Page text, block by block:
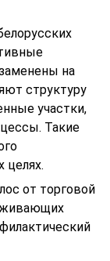
на
структуру
участки,
Такие
целях.
от торговой